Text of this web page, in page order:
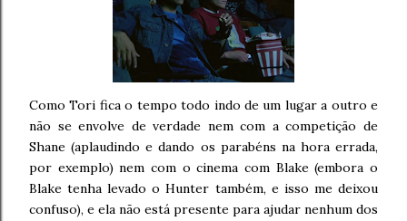
Como Tori fica o tempo todo indo de um lugar a outro e
não se envolve de verdade nem com a competição de
Shane (aplaudindo e dando os parabéns na hora errada,
por exemplo) nem com o cinema com Blake (embora o
Blake tenha levado o Hunter também, e isso me deixou
confuso), e ela não está presente para ajudar nenhum dos